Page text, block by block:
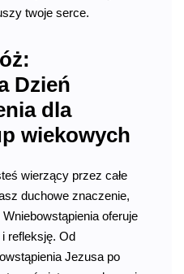
twoje serce.
Dzień
dla
wiekowych
wierzący przez całe
duchowe znaczenie,
oferuje
refleksję. Od
Jezusa po